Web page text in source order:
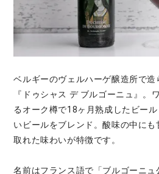
ベルギーのヴェルハーゲ醸造所で
『ドゥシャス デ ブルゴーニュ』。
るオーク樽で18ヶ月熟成したビー
いビールをブレンド。酸味の中に
取れた味わいが特徴です。
名前はフランス語で「ブルゴーニュ